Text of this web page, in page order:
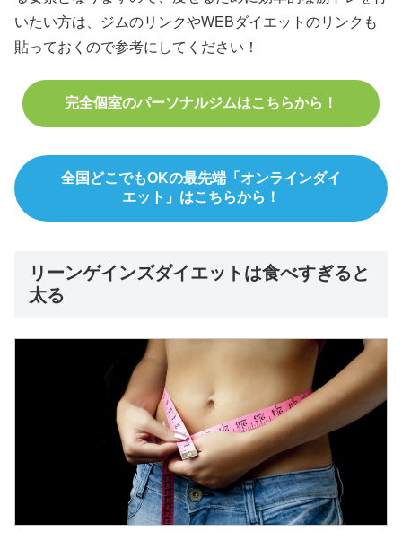
いたい方は、ジムのリンクやWEBダイエットのリンクも
貼っておくので参考にしてください！
完全個室のパーソナルジムはこちらから！
全国どこでもOKの最先端「オンラインダイ
エット」はこちらから！
リーンゲインズダイエットは食べすぎると
太る